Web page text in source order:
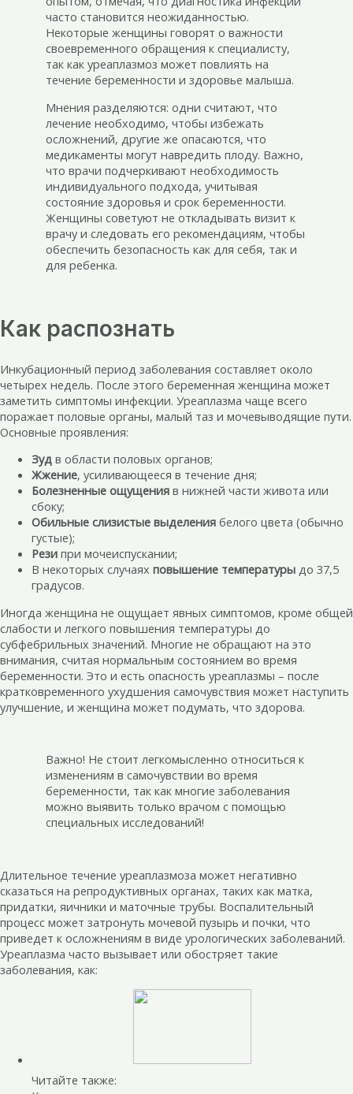
часто становится неожиданностью.
Некоторые женщины говорят о важности
своевременного обращения к специалисту,
так как уреаплазмоз может повлиять на
течение беременности и здоровье малыша.
Мнения разделяются: одни считают, что
лечение необходимо, чтобы избежать
осложнений, другие же опасаются, что
медикаменты могут навредить плоду. Важно,
что врачи подчеркивают необходимость
индивидуального подхода, учитывая
состояние здоровья и срок беременности.
Женщины советуют не откладывать визит к
врачу и следовать его рекомендациям, чтобы
обеспечить безопасность как для себя, так и
для ребенка.
Как распознать
Инкубационный период заболевания составляет около
четырех недель. После этого беременная женщина может
заметить симптомы инфекции. Уреаплазма чаще всего
поражает половые органы, малый таз и мочевыводящие пути.
Основные проявления:
Зуд в области половых органов;
Жжение, усиливающееся в течение дня;
Болезненные ощущения в нижней части живота или
сбоку;
Обильные слизистые выделения белого цвета (обычно
густые);
Рези при мочеиспускании;
В некоторых случаях повышение температуры до 37,5
градусов.
Иногда женщина не ощущает явных симптомов, кроме общей
слабости и легкого повышения температуры до
субфебрильных значений. Многие не обращают на это
внимания, считая нормальным состоянием во время
беременности. Это и есть опасность уреаплазмы – после
кратковременного ухудшения самочувствия может наступить
улучшение, и женщина может подумать, что здорова.
Важно! Не стоит легкомысленно относиться к
изменениям в самочувствии во время
беременности, так как многие заболевания
можно выявить только врачом с помощью
специальных исследований!
Длительное течение уреаплазмоза может негативно
сказаться на репродуктивных органах, таких как матка,
придатки, яичники и маточные трубы. Воспалительный
процесс может затронуть мочевой пузырь и почки, что
приведет к осложнениям в виде урологических заболеваний.
Уреаплазма часто вызывает или обостряет такие
заболевания, как:
Читайте также: